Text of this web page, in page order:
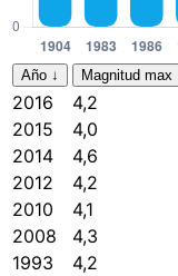
Año ↓ Magnitud max
2016 4,2
2015
4,0
2014
4,6
2012
4,2
2010
4,1
2008
4,3
1993
4,2